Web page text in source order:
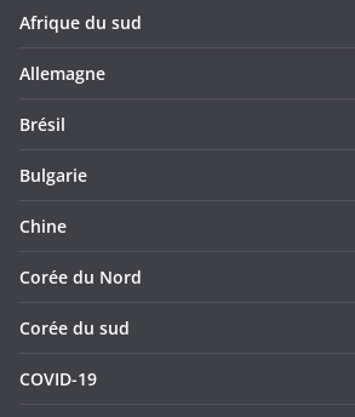
Afrique du sud
Allemagne
Brésil
Bulgarie
Chine
Corée du Nord
Corée du sud
COVID-19